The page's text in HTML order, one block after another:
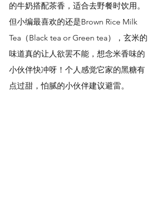
的牛奶搭配茶香，适合去野餐时饮用。
但小编最喜欢的还是Brown Rice Milk
Tea（Black tea or Green tea），玄米的
味道真的让人欲罢不能，想念米香味的
小伙伴快冲呀！个人感觉它家的黑糖有
点过甜，怕腻的小伙伴建议避雷。